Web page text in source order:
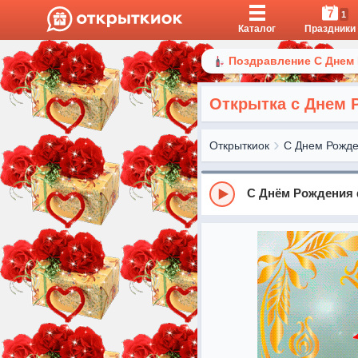
Каталог
7 1
Праздники
Поздравление С
Открытка с Днем
Открыткиок С Днем
С Днём Рождения